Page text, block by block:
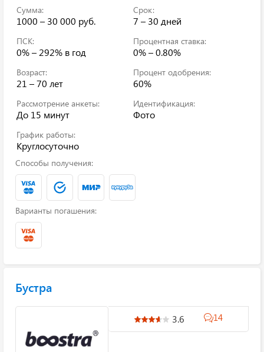
Сумма:
1000 – 30 000 руб.
Срок:
7 – 30 дней
ПСК:
0% – 292% в год
Процентная ставка:
0% – 0.80%
Возраст:
21 – 70 лет
Процент одобрения:
60%
Рассмотрение анкеты:
До 15 минут
Идентификация:
Фото
График работы:
Круглосуточно
Способы получения:
Варианты погашения:
Бустра
3.6 14